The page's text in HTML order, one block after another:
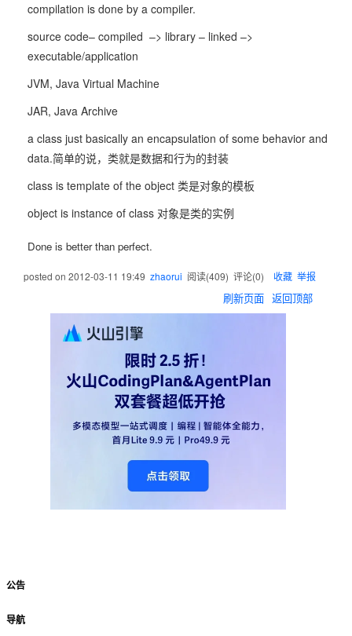
compilation is done by a compiler.
source code– compiled –> library – linked –>
executable/application
JVM, Java Virtual Machine
JAR, Java Archive
a class just basically an encapsulation of some behavior and
data.简单的说，类就是数据和行为的封装
class is template of the object 类是对象的模板
object is instance of class 对象是类的实例
Done is better than perfect.
posted on 2012-03-11 19:49 zhaorui 阅读(409) 评论(0) 收藏 举报
刷新页面 返回顶部
公告
导航